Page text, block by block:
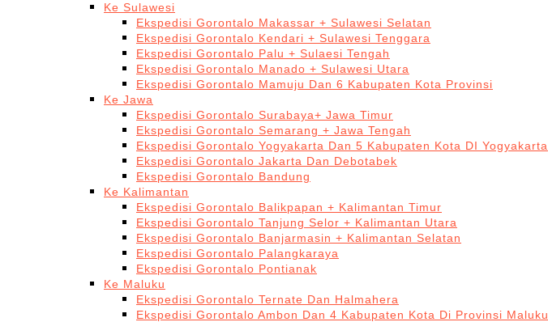
Ke Sulawesi
Ekspedisi Gorontalo Makassar + Sulawesi Selatan
Ekspedisi Gorontalo Kendari + Sulawesi Tenggara
Ekspedisi Gorontalo Palu + Sulaesi Tengah
Ekspedisi Gorontalo Manado + Sulawesi Utara
Ekspedisi Gorontalo Mamuju Dan 6 Kabupaten Kota Provinsi
Ke Jawa
Ekspedisi Gorontalo Surabaya+ Jawa Timur
Ekspedisi Gorontalo Semarang + Jawa Tengah
Ekspedisi Gorontalo Yogyakarta Dan 5 Kabupaten Kota DI Yogyakarta
Ekspedisi Gorontalo Jakarta Dan Debotabek
Ekspedisi Gorontalo Bandung
Ke Kalimantan
Ekspedisi Gorontalo Balikpapan + Kalimantan Timur
Ekspedisi Gorontalo Tanjung Selor + Kalimantan Utara
Ekspedisi Gorontalo Banjarmasin + Kalimantan Selatan
Ekspedisi Gorontalo Palangkaraya
Ekspedisi Gorontalo Pontianak
Ke Maluku
Ekspedisi Gorontalo Ternate Dan Halmahera
Ekspedisi Gorontalo Ambon Dan 4 Kabupaten Kota Di Provinsi Maluku